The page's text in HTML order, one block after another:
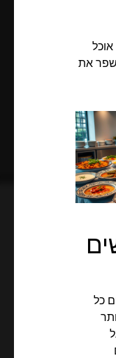
אוכל
את
כל